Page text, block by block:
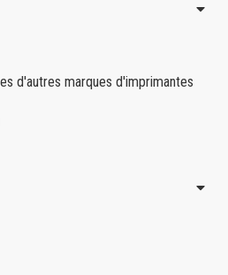
d'autres marques d'imprimantes